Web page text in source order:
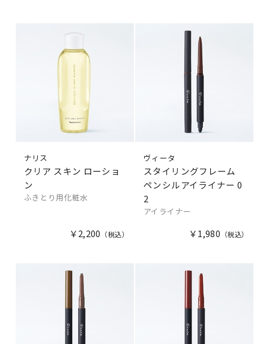
ナリス
クリア スキン ローショ
ン
ふきとり用化粧水
￥2,200
ヴィータ
スタイリングフレーム
ペンシルアイライナー 0
2
アイライナー
￥1,980